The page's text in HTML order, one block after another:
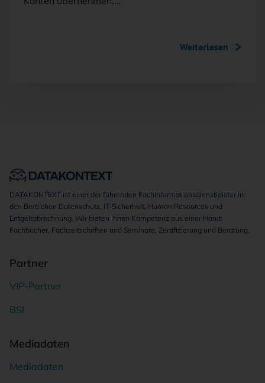
Weiterlesen
DATAKONTEXT ist einer der führenden Fachinformationsdienstleister in
den Bereichen Datenschutz, IT-Sicherheit, Human Resources und
Entgeltabrechnung. Wir bieten Ihnen Kompetenz aus einer Hand:
Fachbücher, Fachzeitschriften und Seminare, Zertifizierung und Beratung.
Partner
VIP-Partner
BSI
Mediadaten
Mediadaten